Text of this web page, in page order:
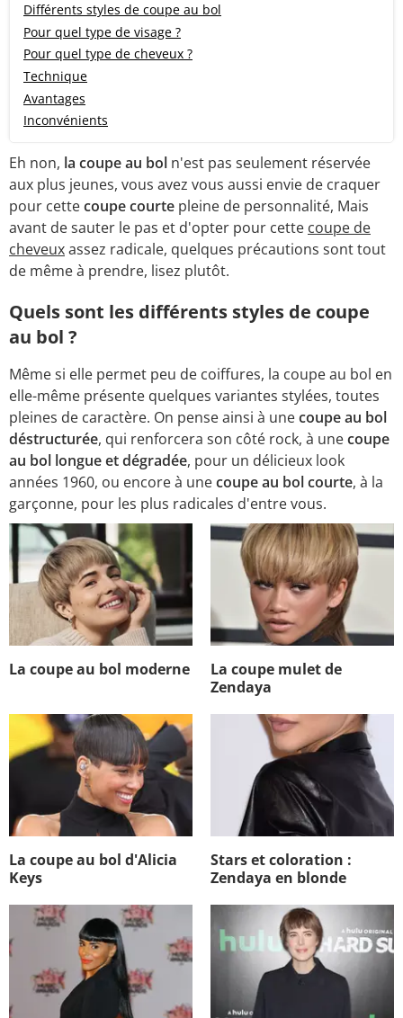
Différents styles de coupe au bol
Pour quel type de visage ?
Pour quel type de cheveux ?
Technique
Avantages
Inconvénients
Eh non, la coupe au bol n'est pas seulement réservée
aux plus jeunes, vous avez vous aussi envie de craquer
pour cettecoupe courte pleine de personnalité, Mais
avant de sauter le pas et d'opter pour cette coupe de
cheveuxassez radicale, quelques précautions sont tout
de même à prendre, lisez plutôt.
Quels sont les différents styles de coupe
au bol ?
Même si elle permet peu de coiffures, la coupe au bol en
elle-même présente quelques variantes stylées, toutes
pleines de caractère. On pense ainsi à unecoupe au bol
déstructurée, qui renforcera son côté rock, à unecoupe
au bol longue et dégradée, pour un délicieux look
années 1960, ou encore à unecoupe au bol courte, à la
garçonne, pour les plus radicales d'entre vous.
La coupe au bol moderne
La coupe mulet de
Zendaya
La coupe au bol d'Alicia
Keys
Stars et coloration :
Zendaya en blonde